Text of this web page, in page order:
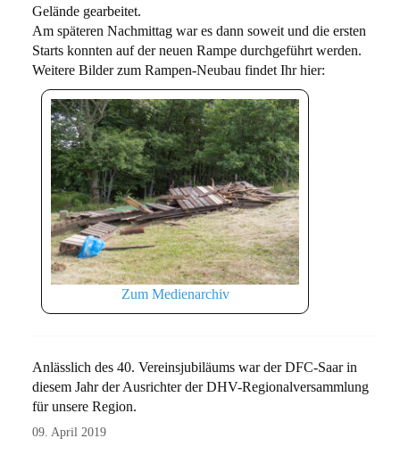
Gelände gearbeitet.
Am späteren Nachmittag war es dann soweit und die ersten
Starts konnten auf der neuen Rampe durchgeführt werden.
Weitere Bilder zum Rampen-Neubau findet Ihr hier:
Zum Medienarchiv
Anlässlich des 40. Vereinsjubiläums war der DFC-Saar in
diesem Jahr der Ausrichter der DHV-Regionalversammlung
für unsere Region.
09. April 2019